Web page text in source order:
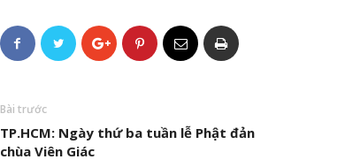
Bài trước
TP.HCM: Ngày thứ ba tuần lễ Phật đản
chùa Viên Giác